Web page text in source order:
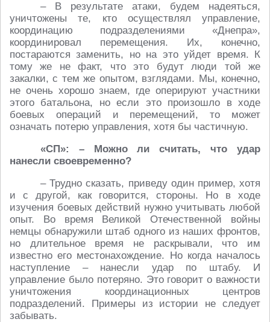
– В результате атаки, будем надеяться,
уничтожены те, кто осуществлял управление,
координацию подразделениями «Днепра»,
координировал перемещения. Их, конечно,
постараются заменить, но на это уйдет время. К
тому же не факт, что это будут люди той же
закалки, с тем же опытом, взглядами. Мы, конечно,
не очень хорошо знаем, где оперируют участники
этого батальона, но если это произошло в ходе
боевых операций и перемещений, то может
означать потерю управления, хотя бы частичную.
«СП»: – Можно ли считать, что удар
нанесли своевременно?
– Трудно сказать, приведу один пример, хотя
и с другой, как говорится, стороны. Но в ходе
изучения боевых действий нужно учитывать любой
опыт. Во время Великой Отечественной войны
немцы обнаружили штаб одного из наших фронтов,
но длительное время не раскрывали, что им
известно его местонахождение. Но когда началось
наступление – нанесли удар по штабу. И
управление было потеряно. Это говорит о важности
уничтожения координационных центров
подразделений. Примеры из истории не следует
забывать.